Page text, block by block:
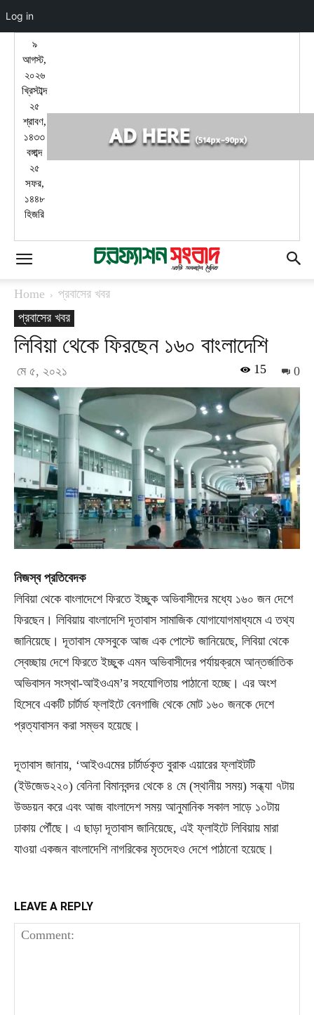
৯
আগস্ট,
২০২৬
খ্রিস্টাব্দ
২৫
শ্রাবণ,
১৪৩৩
বঙ্গাব্দ
২৫
সফর,
১৪৪৮
হিজরি
Home
প্রবাসের খবর
প্রবাসের খবর
লিবিয়া থেকে ফিরছেন ১৬০ বাংলাদেশি
মে ৫, ২০২১ 0
15
নিজস্ব প্রতিবেদক
লিবিয়া থেকে বাংলাদেশে ফিরতে ইচ্ছুক অভিবাসীদের মধ্যে ১৬০ জন দেশে
ফিরছেন। লিবিয়ায় বাংলাদেশি দূতাবাস সামাজিক যোগাযোগমাধ্যমে এ তথ্য
জানিয়েছে। দূতাবাস ফেসবুকে আজ এক পোস্টে জানিয়েছে, লিবিয়া থেকে
স্বেচ্ছায় দেশে ফিরতে ইচ্ছুক এমন অভিবাসীদের পর্যায়ক্রমে আন্তর্জাতিক
অভিবাসন সংস্থা-আইওএম’র সহযোগিতায় পাঠানো হচ্ছে। এর অংশ
হিসেবে একটি চার্টার্ড ফ্লাইটে বেনগাজি থেকে মোট ১৬০ জনকে দেশে
প্রত্যাবাসন করা সম্ভব হয়েছে।
দূতাবাস জানায়, ‘আইওএমের চার্টার্ডকৃত বুরাক এয়ারের ফ্লাইটটি
(ইউজেড২২০) বেনিনা বিমানবন্দর থেকে ৪ মে (স্থানীয় সময়) সন্ধ্যা ৭টায়
উড্ডয়ন করে এবং আজ বাংলাদেশ সময় আনুমানিক সকাল সাড়ে ১০টায়
ঢাকায় পৌঁছে। এ ছাড়া দূতাবাস জানিয়েছে, এই ফ্লাইটে লিবিয়ায় মারা
যাওয়া একজন বাংলাদেশি নাগরিকের মৃতদেহও দেশে পাঠানো হয়েছে।
LEAVE A REPLY
Log in